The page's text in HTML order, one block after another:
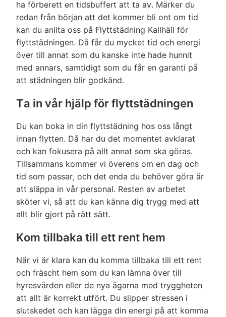
ha förberett en tidsbuffert att ta av. Märker du
redan från början att det kommer bli ont om tid
kan du anlita oss på Flyttstädning Kallhäll för
flyttstädningen. Då får du mycket tid och energi
över till annat som du kanske inte hade hunnit
med annars, samtidigt som du får en garanti på
att städningen blir godkänd.
Ta in vår hjälp för flyttstädningen
Du kan boka in din flyttstädning hos oss långt
innan flytten. Då har du det momentet avklarat
och kan fokusera på allt annat som ska göras.
Tillsammans kommer vi överens om en dag och
tid som passar, och det enda du behöver göra är
att släppa in vår personal. Resten av arbetet
sköter vi, så att du kan känna dig trygg med att
allt blir gjort på rätt sätt.
Kom tillbaka till ett rent hem
När vi är klara kan du komma tillbaka till ett rent
och fräscht hem som du kan lämna över till
hyresvärden eller de nya ägarna med tryggheten
att allt är korrekt utfört. Du slipper stressen i
slutskedet och kan lägga din energi på att komma